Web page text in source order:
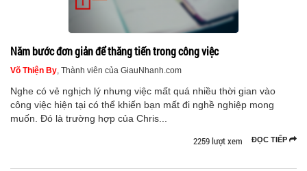
Năm bước đơn giản để thăng tiến trong công việc
Võ Thiện By, Thành viên của GiauNhanh.com
Nghe có vẻ nghịch lý nhưng việc mất quá nhiều thời gian vào
công việc hiện tại có thể khiến bạn mất đi nghề nghiệp mong
muốn. Đó là trường hợp của Chris...
ĐỌC TIẾP
2259 lượt xem